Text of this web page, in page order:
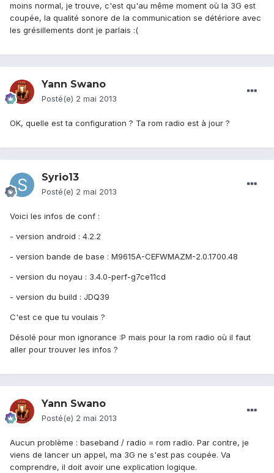
moins normal, je trouve, c'est qu'au même moment où la 3G est
coupée, la qualité sonore de la communication se détériore avec
les grésillements dont je parlais :(
Yann Swano
Posté(e) 2 mai 2013
OK, quelle est ta configuration ? Ta rom radio est à jour ?
Syrio13
Posté(e) 2 mai 2013
Voici les infos de conf :
- version android : 4.2.2
- version bande de base : M9615A-CEFWMAZM-2.0.1700.48
- version du noyau : 3.4.0-perf-g7ce11cd
- version du build : JDQ39
C'est ce que tu voulais ?
Désolé pour mon ignorance :P mais pour la rom radio où il faut
aller pour trouver les infos ?
Yann Swano
Posté(e) 2 mai 2013
Aucun problème : baseband / radio = rom radio. Par contre, je
viens de lancer un appel, ma 3G ne s'est pas coupée. Va
comprendre, il doit avoir une explication logique.